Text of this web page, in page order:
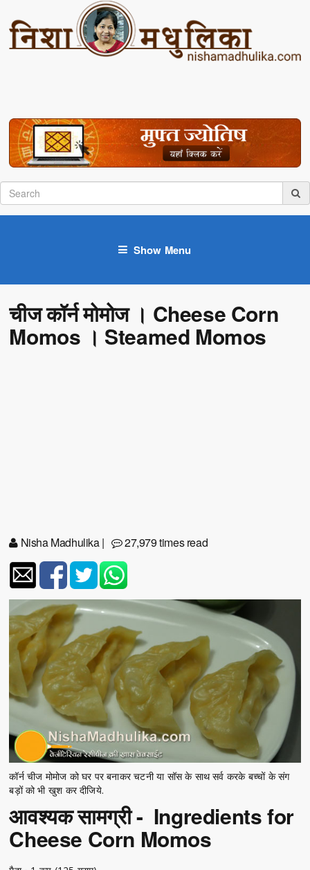
Show Menu
चीज कॉर्न मोमोज । Cheese Corn
Momos । Steamed Momos
Nisha Madhulika| 27,979 times read
कॉर्न चीज मोमोज को घर पर बनाकर चटनी या सॉस के साथ सर्व करके बच्चों के संग
बड़ों को भी खुश कर दीजिये.
आवश्यक सामग्री - Ingredients for
Cheese Corn Momos